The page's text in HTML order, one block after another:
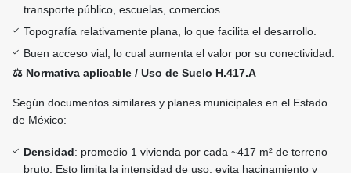
transporte público, escuelas, comercios.
Topografía relativamente plana, lo que facilita el desarrollo.
Buen acceso vial, lo cual aumenta el valor por su conectividad.
⚖ Normativa aplicable / Uso de Suelo H.417.A
Según documentos similares y planes municipales en el Estado
de México:
Densidad: promedio 1 vivienda por cada ~417 m² de terreno
bruto. Esto limita la intensidad de uso, evita hacinamiento y